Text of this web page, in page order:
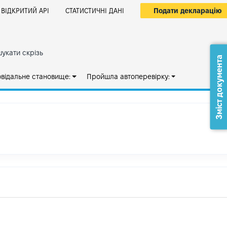
ВІДКРИТИЙ АРІ СТАТИСТИЧНІ ДАНІ Подати декларацію
скрізь
становище: Пройшла автоперевірку: Зміст документа